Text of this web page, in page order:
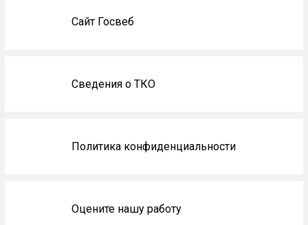
Сайт Госвеб
Сведения о ТКО
Политика конфиденциальности
Оцените нашу работу